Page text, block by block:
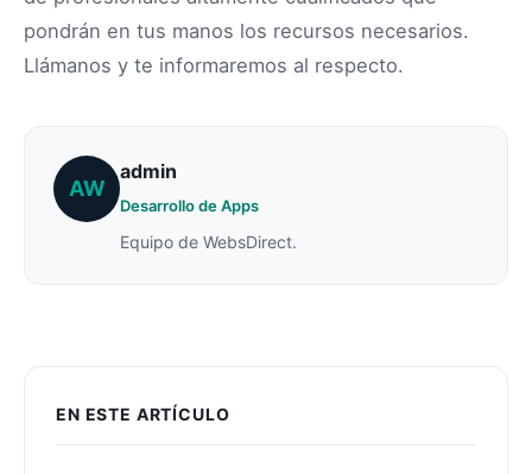
EN ESTE ARTÍCULO
pondrán en tus manos los recursos necesarios.
Llámanos y te informaremos al respecto.
AW
admin
Desarrollo de Apps
Equipo de WebsDirect.